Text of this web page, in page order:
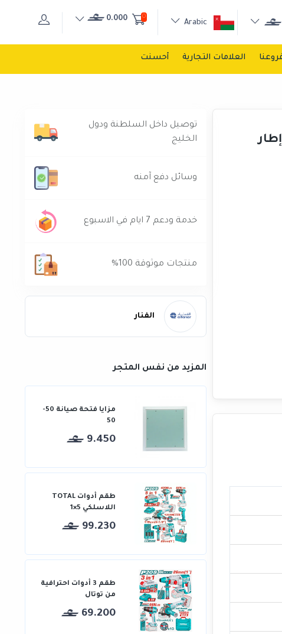
0
0.000
العلامات التجارية أحسنت
إطار
توصيل داخل السلطنة ودول
الخليج
وسائل دفع آمنه
خدمة ودعم 7 ايام في الاسبوع
منتجات موثوقة 100%
الفنار
المزيد من نفس المتجر
مزايا فتحة صيانة 50-
50
9.450
طقم أدوات TOTAL
اللاسلكي 5×1
99.230
طقم 3 أدوات احترافية
من توتال
69.200